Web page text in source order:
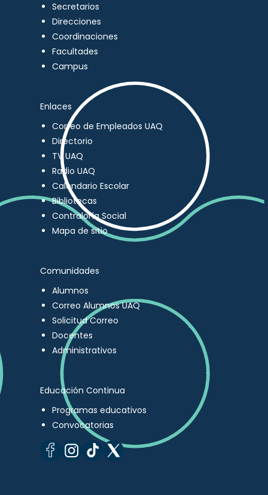
Secretarios
Direcciones
Coordinaciones
Facultades
Campus
Enlaces
Correo de Empleados UAQ
Directorio
TV UAQ
Radio UAQ
Calendario Escolar
Bibliotecas
Contraloría Social
Mapa de sitio
Comunidades
Alumnos
Correo Alumnos UAQ
Solicitud Correo
Docentes
Administrativos
Educación Continua
Programas educativos
Convocatorias